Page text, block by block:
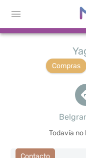
Compras
Todavía no
Contacto